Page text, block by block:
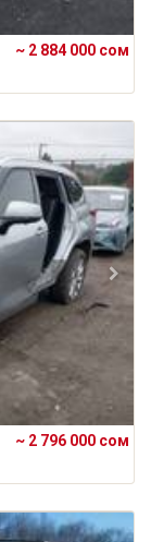
~ 2 884 000 сом
~ 2 796 000 сом